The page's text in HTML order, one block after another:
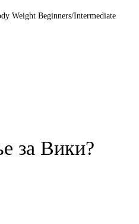
Weight Beginners/Intermediate
за Вики?